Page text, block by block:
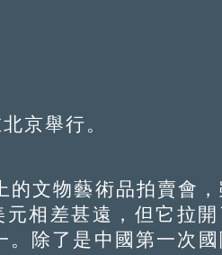
京舉行。
文物藝術品拍賣會，
相差甚遠，但它拉開
。除了是中國第一次國